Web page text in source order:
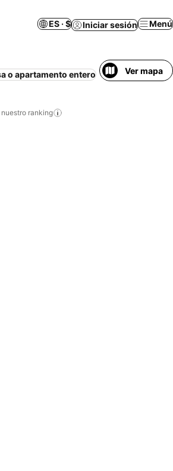
ES · $ Iniciar sesión Menú
o apartamento entero FamiliasVer mapa
ranking